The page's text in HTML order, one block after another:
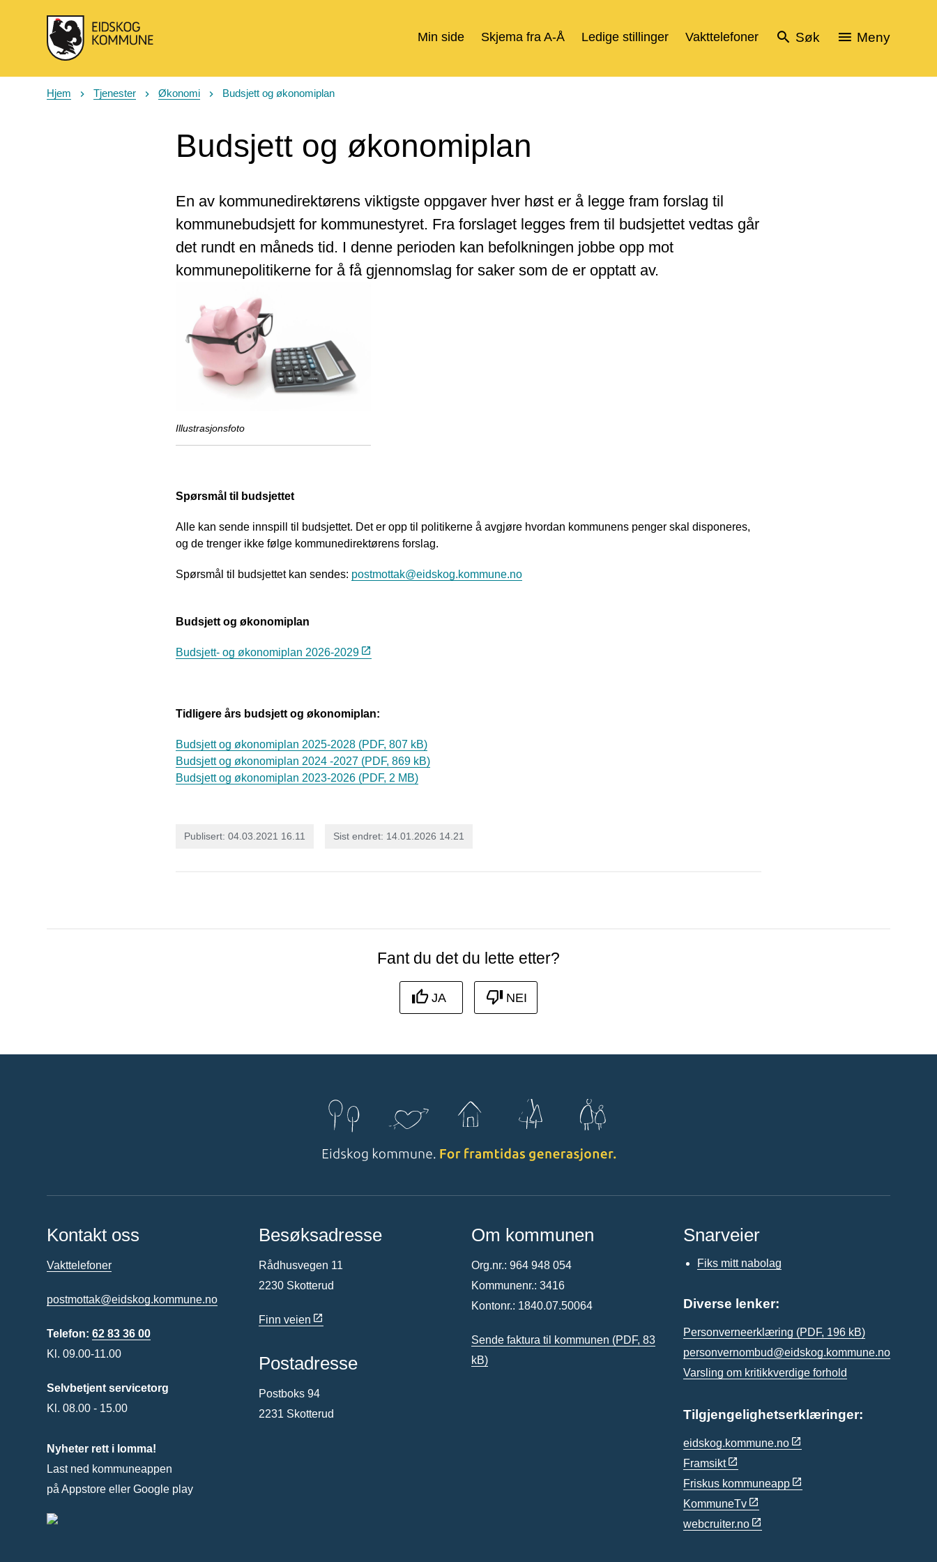
Eidskog kommune
Min side Skjema fra A-Å Ledige stillinger Vakttelefoner Søk Meny
Du er her:
Hjem Tjenester Økonomi Budsjett og økonomiplan
Budsjett og økonomiplan
En av kommunedirektørens viktigste oppgaver hver høst er å legge fram forslag til
kommunebudsjett for kommunestyret. Fra forslaget legges frem til budsjettet vedtas går
det rundt en måneds tid. I denne perioden kan befolkningen jobbe opp mot
kommunepolitikerne for å få gjennomslag for saker som de er opptatt av.
Illustrasjonsfoto
Spørsmål til budsjettet
Alle kan sende innspill til budsjettet. Det er opp til politikerne å avgjøre hvordan kommunens penger skal disponeres,
og de trenger ikke følge kommunedirektørens forslag.
Spørsmål til budsjettet kan sendes: postmottak@eidskog.kommune.no
Budsjett og økonomiplan
Budsjett- og økonomiplan 2026-2029
Tidligere års budsjett og økonomiplan:
Budsjett og økonomiplan 2025-2028 (PDF, 807 kB)
Budsjett og økonomiplan 2024 -2027 (PDF, 869 kB)
Budsjett og økonomiplan 2023-2026 (PDF, 2 MB)
Publisert 04.03.2021 16.11 Sist endret 14.01.2026 14.21
Fant du det du lette etter?
JA NEI
Kontakt oss
Vakttelefoner
postmottak@eidskog.kommune.no
Telefon:62 83 36 00
Kl. 09.00-11.00
Selvbetjent servicetorg
Kl. 08.00 - 15.00
Nyheter rett i lomma!
Last ned kommuneappen
på Appstore eller Google play
Besøksadresse
Rådhusvegen 11
2230 Skotterud
Finn veien
Postadresse
Postboks 94
2231 Skotterud
Om kommunen
Org.nr.: 964 948 054
Kommunenr.: 3416
Kontonr.: 1840.07.50064
Sende faktura til kommunen (PDF, 83
kB)
Snarveier
Fiks mitt nabolag
Diverse lenker:
Personverneerklæring (PDF, 196 kB)
personvernombud@eidskog.kommune.no
Varsling om kritikkverdige forhold
Tilgjengelighetserklæringer:
eidskog.kommune.no
Framsikt
Friskus kommuneapp
KommuneTv
webcruiter.no